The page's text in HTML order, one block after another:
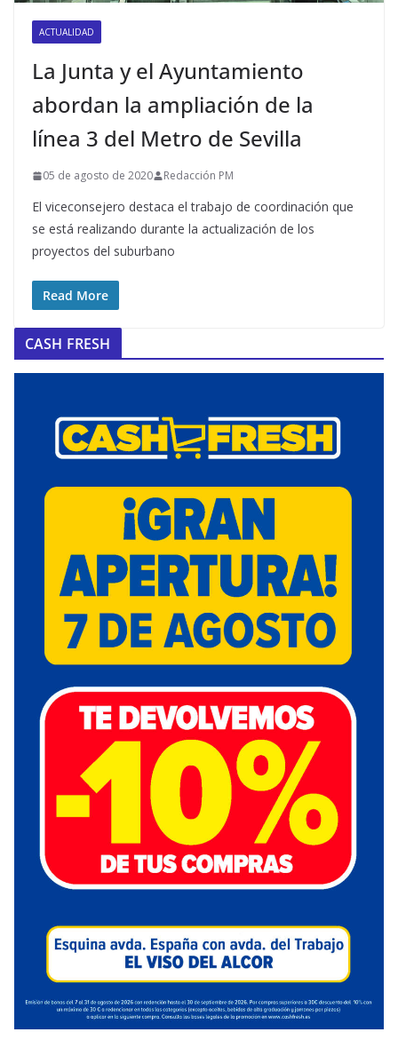
ACTUALIDAD
La Junta y el Ayuntamiento
abordan la ampliación de la
línea 3 del Metro de Sevilla
05 de agosto de 2020 Redacción PM
El viceconsejero destaca el trabajo de coordinación que
se está realizando durante la actualización de los
proyectos del suburbano
Read More
CASH FRESH